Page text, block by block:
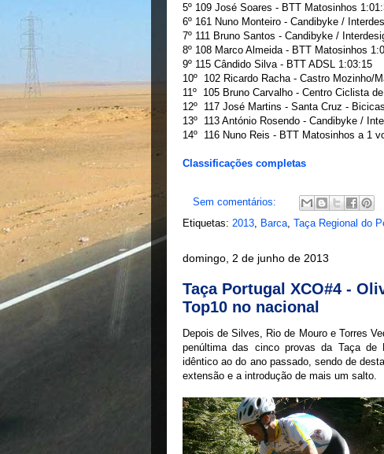
5º 109 José Soares - BTT Matosinhos
6º 161 Nuno Monteiro - Candibyke /
7º 111 Bruno Santos - Candibyke /
8º 108 Marco Almeida - BTT Matosinhos
9º 115 Cândido Silva - BTT ADSL 1:03:15
10º 102 Ricardo Racha - Castro Mozinho/
11º 105 Bruno Carvalho - Centro Ciclista
12º 117 José Martins - Santa Cruz -
13º 113 António Rosendo - Candibyke /
14º 116 Nuno Reis - BTT Matosinhos a 1
Classificações completas
Sem comentários:
Etiquetas: 2013, Barca, Taça Regional do
domingo, 2 de junho de 2013
Taça Portugal XCO#4 -
Top10 no nacional
Depois de Silves, Rio de Mouro e Torres
penúltima das cinco provas da Taça de
idêntico ao do ano passado, sendo de
extensão e a introdução de mais um salto.